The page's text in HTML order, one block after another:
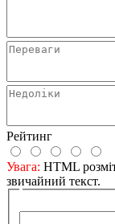
Рейтинг
Увага: HTML
звичайний текст.